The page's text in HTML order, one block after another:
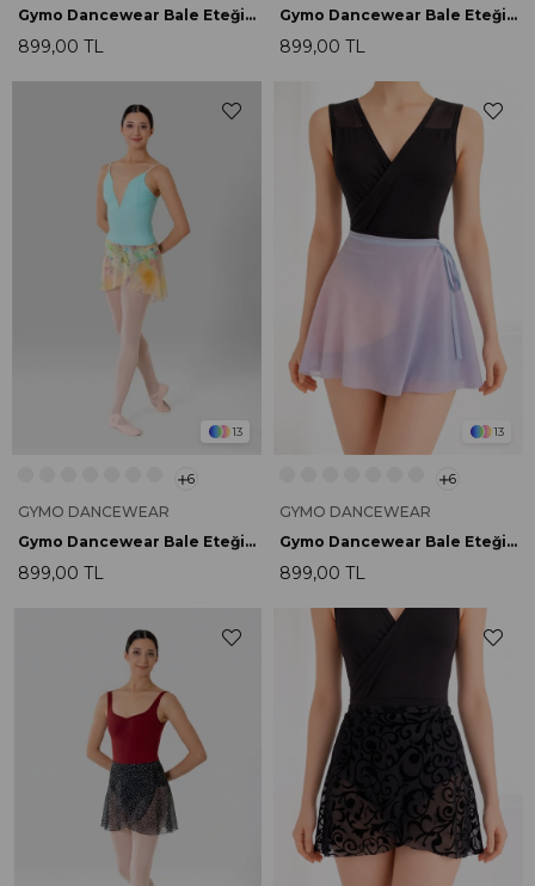
Gymo Dancewear Bale Eteği Lily Floral
899,00 TL
Gymo Dancewear Bale Eteği Lily Leaves
899,00 TL
13
6
GYMO DANCEWEAR
Gymo Dancewear Bale Eteği Lily Rainbow
899,00 TL
13
6
GYMO DANCEWEAR
Gymo Dancewear Bale Eteği Lily Sunset
899,00 TL